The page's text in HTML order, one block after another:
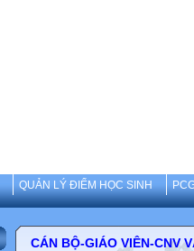
QUẢN LÝ ĐIỂM HỌC SINH
CÁN BỘ-GIÁO VIÊN-